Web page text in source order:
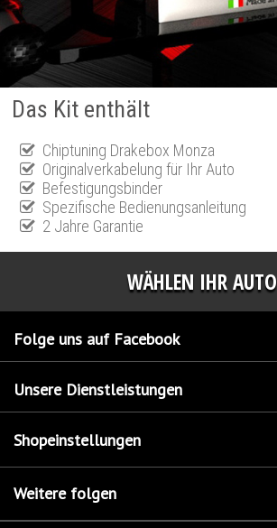
Das Kit enthält
Chiptuning Drakebox Monza
Originalverkabelung für Ihr Auto
Befestigungsbinder
Spezifische Bedienungsanleitung
2 Jahre Garantie
WÄHLEN IHR AUTO
Folge uns auf Facebook
Unsere Dienstleistungen
Shopeinstellungen
Weitere folgen